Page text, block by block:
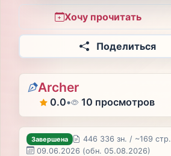
Хочу прочитать
Поделиться
Archer
0.0• 10 просмотров
Завершена
446 336 зн. / ~169 стр.
09.06.2026 (обн. 05.08.2026)